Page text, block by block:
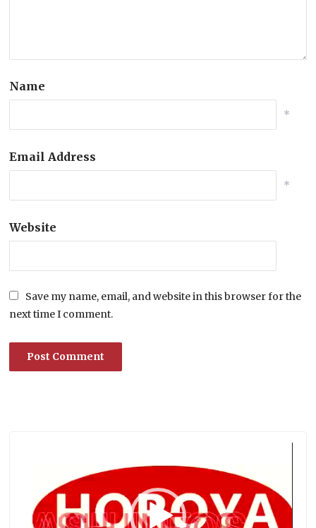
Name
*
Email Address
*
Website
Save my name, email, and website in this browser for the
next time I comment.